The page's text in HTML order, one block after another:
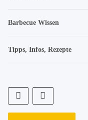
Barbecue Wissen
Tipps, Infos, Rezepte